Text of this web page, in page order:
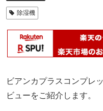
除湿機
ビアンカプラスコンプレ
ビューをご紹介します。